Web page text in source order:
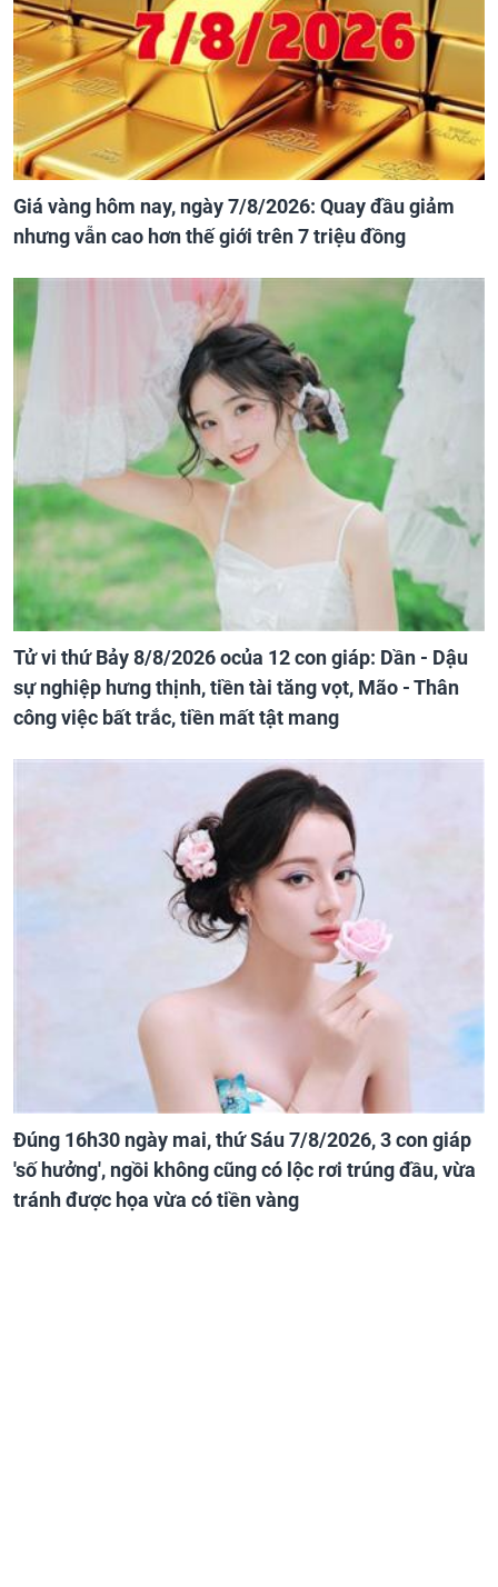
Giá vàng hôm nay, ngày 7/8/2026: Quay đầu giảm
nhưng vẫn cao hơn thế giới trên 7 triệu đồng
Tử vi thứ Bảy 8/8/2026 ocủa 12 con giáp: Dần - Dậu
sự nghiệp hưng thịnh, tiền tài tăng vọt, Mão - Thân
công việc bất trắc, tiền mất tật mang
Đúng 16h30 ngày mai, thứ Sáu 7/8/2026, 3 con giáp
'số hưởng', ngồi không cũng có lộc rơi trúng đầu, vừa
tránh được họa vừa có tiền vàng